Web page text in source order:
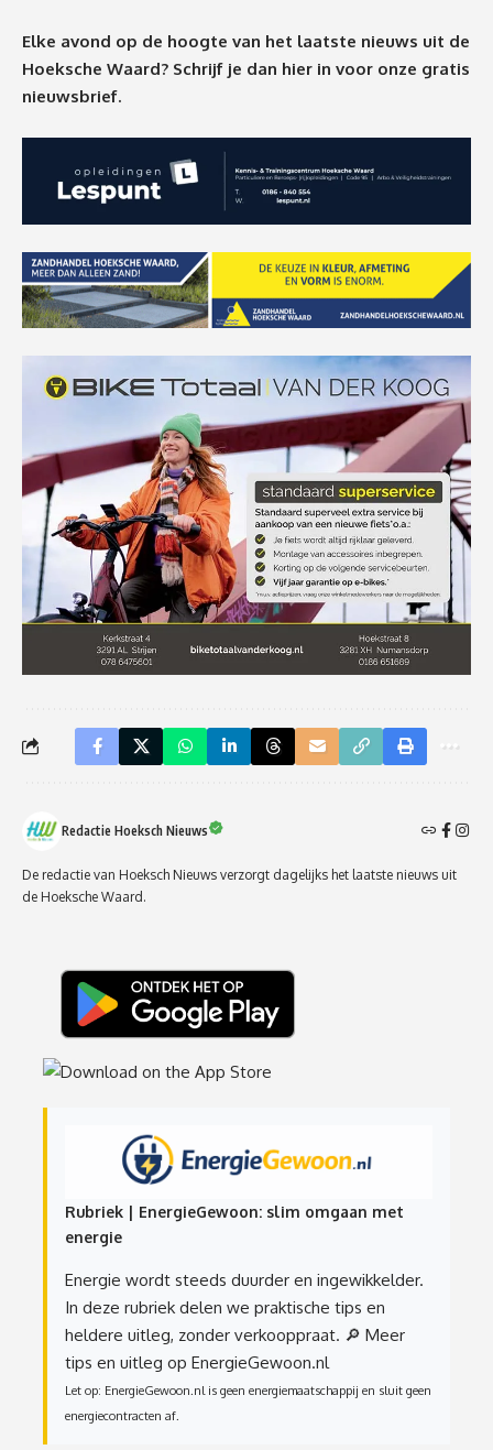
Elke avond op de hoogte van het laatste nieuws uit de
Hoeksche Waard? Schrijf je dan hier in voor onze gratis
nieuwsbrief.
Redactie Hoeksch Nieuws
De redactie van Hoeksch Nieuws verzorgt dagelijks het laatste nieuws uit
de Hoeksche Waard.
Rubriek | EnergieGewoon: slim omgaan met
energie
Energie wordt steeds duurder en ingewikkelder.
In deze rubriek delen we praktische tips en
heldere uitleg, zonder verkooppraat. 🔎 Meer
tips en uitleg op EnergieGewoon.nl
Let op: EnergieGewoon.nl is geen energiemaatschappij en sluit geen
energiecontracten af.